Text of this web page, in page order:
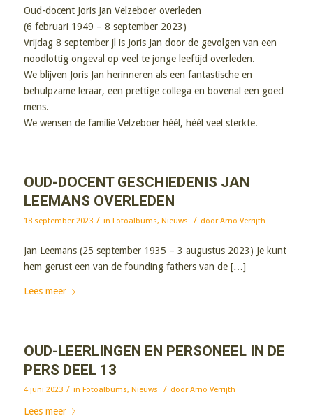
Oud-docent Joris Jan Velzeboer overleden
(6 februari 1949 – 8 september 2023)
Vrijdag 8 september jl is Joris Jan door de gevolgen van een
noodlottig ongeval op veel te jonge leeftijd overleden.
We blijven Joris Jan herinneren als een fantastische en
behulpzame leraar, een prettige collega en bovenal een goed
mens.
We wensen de familie Velzeboer héél, héél veel sterkte.
OUD-DOCENT GESCHIEDENIS JAN
LEEMANS OVERLEDEN
18 september 2023 / in Fotoalbums, Nieuws / doorArno Verrijth
Jan Leemans (25 september 1935 – 3 augustus 2023) Je kunt
hem gerust een van de founding fathers van de […]
Lees meer
OUD-LEERLINGEN EN PERSONEEL IN DE
PERS DEEL 13
4 juni 2023 / in Fotoalbums, Nieuws / doorArno Verrijth
Lees meer